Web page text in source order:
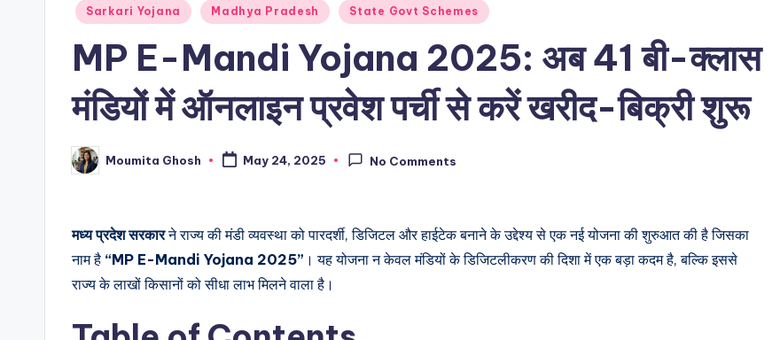
Posted
Sarkari Yojana Madhya Pradesh State Govt Schemes
MP E-Mandi Yojana 2025: अब 41 बी-क्लास
मंडियों में ऑनलाइन प्रवेश पर्ची से करें खरीद-बिक्री शुरू
Posted
by
Moumita Ghosh May 24, 2025 No Comments
मध्य प्रदेश सरकारने राज्य की मंडी व्यवस्था को पारदर्शी, डिजिटल और हाईटेक बनाने के उद्देश्य से एक नई योजना की शुरुआत की है जिसका
नाम है “MP E-Mandi Yojana 2025” । यह योजना न केवल मंडियों के डिजिटलीकरण की दिशा में एक बड़ा कदम है, बल्कि इससे
राज्य के लाखों किसानों को सीधा लाभ मिलने वाला है।